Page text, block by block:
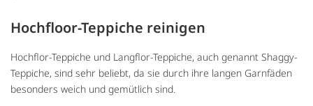
Hochfloor-Teppiche reinigen
Hochflor-Teppiche und Langflor-Teppiche, auch genannt Shaggy-
Teppiche, sind sehr beliebt, da sie durch ihre langen Garnfäden
besonders weich und gemütlich sind.